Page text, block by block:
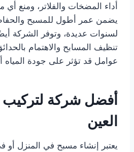
أداء المضخات والفلاتر، ومنع
يضمن عمر أطول للمسبح
لسنوات عديدة، وتوفر الشركة
تنظيف المسابح والاهتمام
عوامل قد تؤثر على جودة
أفضل شركة لتركيب
العين
يعتبر إنشاء مسبح في المنزل